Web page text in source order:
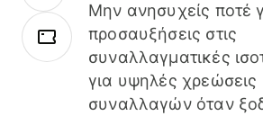
Μην ανησυχείς ποτέ
προσαυξήσεις στις
συναλλαγματικές
για υψηλές χρεώσεις
συναλλαγών όταν